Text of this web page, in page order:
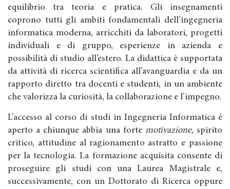
equilibrio tra teoria e pratica. Gli insegnamenti
coprono tutti gli ambiti fondamentali dell’ingegneria
informatica moderna, arricchiti da laboratori, progetti
individuali e di gruppo, esperienze in azienda e
possibilità di studio all’estero. La didattica è supportata
da attività di ricerca scientifica all’avanguardia e da un
rapporto diretto tra docenti e studenti, in un ambiente
che valorizza la curiosità, la collaborazione e l’impegno.
L’accesso al corso di studi in Ingegneria Informatica è
aperto a chiunque abbia una forte motivazione, spirito
critico, attitudine al ragionamento astratto e passione
per la tecnologia. La formazione acquisita consente di
proseguire gli studi con una Laurea Magistrale e,
successivamente, con un Dottorato di Ricerca oppure